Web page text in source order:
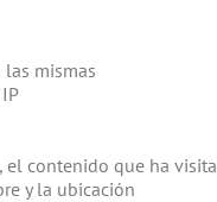
mismas
contenido que ha
y la ubicación